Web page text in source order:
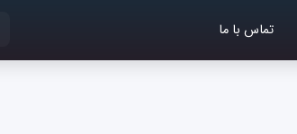
تماس با ما